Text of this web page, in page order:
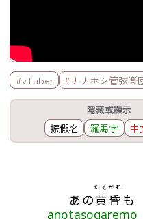
標籤欄
#vTuber #ナナホシ管弦楽
隱藏或顯示
振假名 羅馬字 中
あの黄昏
たそがれ
も